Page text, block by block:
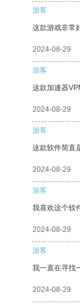
游客
这款游戏非常
2024-08-29
游客
这款加速器
2024-08-29
游客
这款软件简直
2024-08-29
游客
我喜欢这个软
2024-08-29
游客
我一直在寻找
2024-08-29